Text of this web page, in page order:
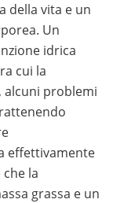
della vita e un
Un
idrica
cui la
alcuni problemi
effettivamente
la
grassa e un